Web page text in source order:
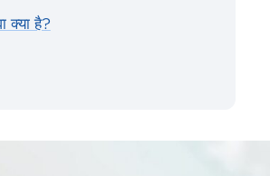
क्या है?